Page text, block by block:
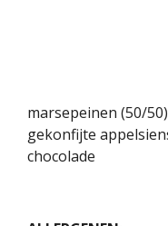
marsepeinen (50/
gekonfijte
chocolade